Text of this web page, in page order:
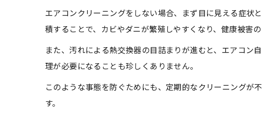
エアコンクリーニングをしない場合、まず目に見える症状
積することで、カビやダニが繁殖しやすくなり、健康被害の
また、汚れによる熱交換器の目詰まりが進むと、エアコン
理が必要になることも珍しくありません。
このような事態を防ぐためにも、定期的なクリーニングが
す。